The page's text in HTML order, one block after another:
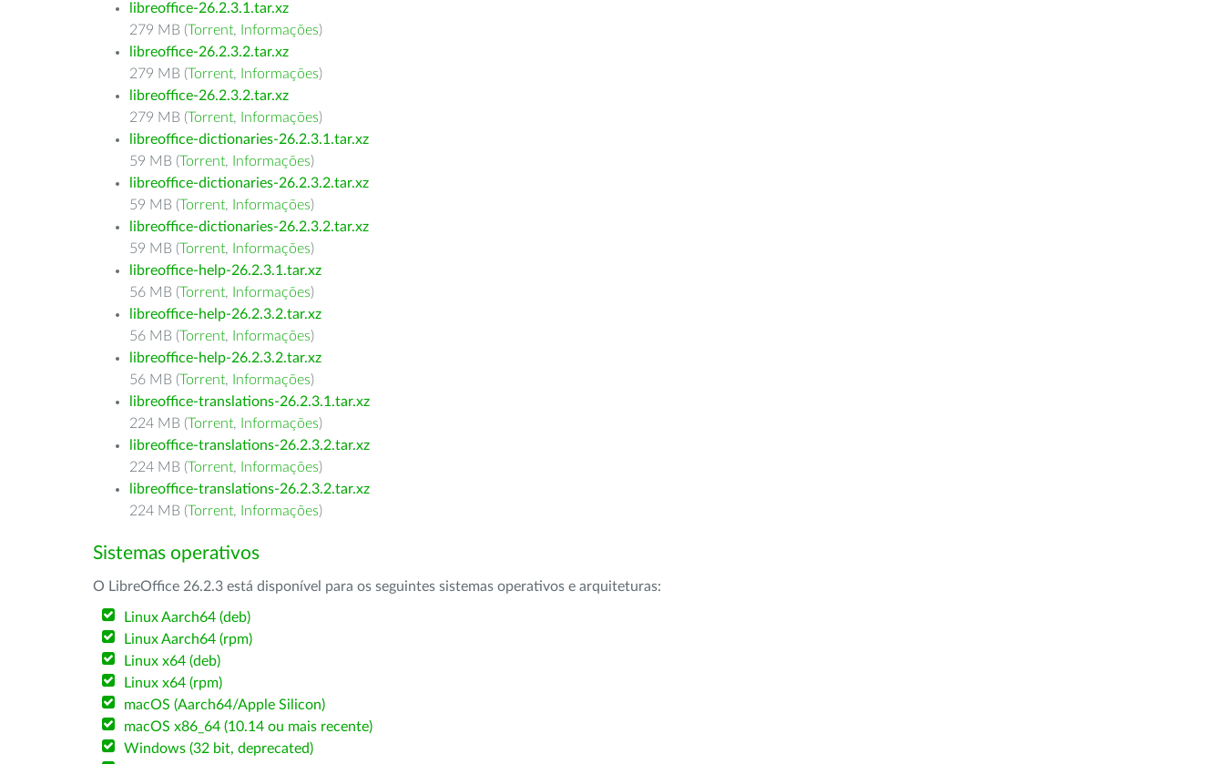
libreoffice-26.2.3.1.tar.xz
279 MB (Torrent, Informações)
libreoffice-26.2.3.2.tar.xz
279 MB (Torrent, Informações)
libreoffice-26.2.3.2.tar.xz
279 MB (Torrent, Informações)
libreoffice-dictionaries-26.2.3.1.tar.xz
59 MB (Torrent, Informações)
libreoffice-dictionaries-26.2.3.2.tar.xz
59 MB (Torrent, Informações)
libreoffice-dictionaries-26.2.3.2.tar.xz
59 MB (Torrent, Informações)
libreoffice-help-26.2.3.1.tar.xz
56 MB (Torrent, Informações)
libreoffice-help-26.2.3.2.tar.xz
56 MB (Torrent, Informações)
libreoffice-help-26.2.3.2.tar.xz
56 MB (Torrent, Informações)
libreoffice-translations-26.2.3.1.tar.xz
224 MB (Torrent, Informações)
libreoffice-translations-26.2.3.2.tar.xz
224 MB (Torrent, Informações)
libreoffice-translations-26.2.3.2.tar.xz
224 MB (Torrent, Informações)
Sistemas operativos
O LibreOffice 26.2.3 está disponível para os seguintes sistemas operativos e arquiteturas:
Linux Aarch64 (deb)
Linux Aarch64 (rpm)
Linux x64 (deb)
Linux x64 (rpm)
macOS (Aarch64/Apple Silicon)
macOS x86_64 (10.14 ou mais recente)
Windows (32 bit, deprecated)